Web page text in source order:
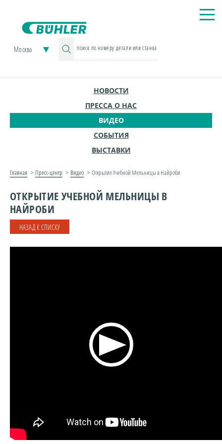
Москва
НОВОСТИ
ПРЕССА О НАС
ВИДЕО
СОБЫТИЯ
ВЫСТАВКИ
Главная Пресс-центр Видео Открытие Учебной Мельницы в Найроби
ОТКРЫТИЕ УЧЕБНОЙ МЕЛЬНИЦЫ В
НАЙРОБИ
НАЗАД К СПИСКУ